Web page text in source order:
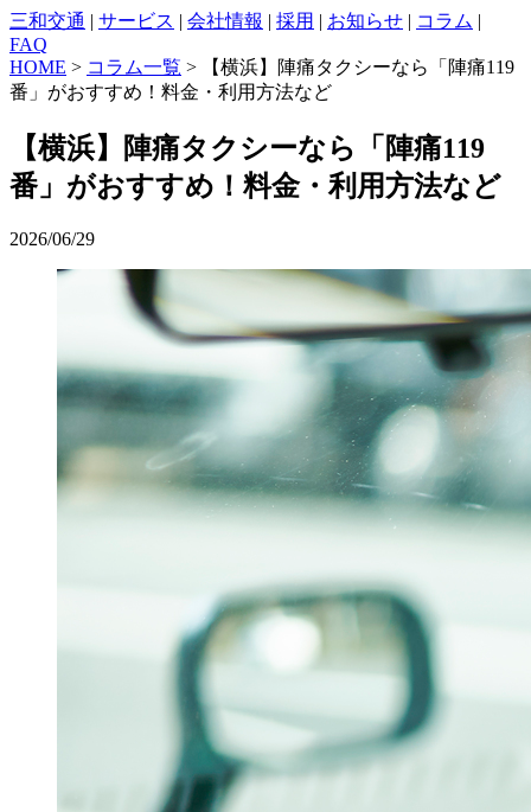
三和交通 | サービス | 会社情報 | 採用 | お知らせ | コラム |
FAQ
HOME > コラム一覧 > 【横浜】陣痛タクシーなら「陣痛119
番」がおすすめ！料金・利用方法など
【横浜】陣痛タクシーなら「陣痛119
番」がおすすめ！料金・利用方法など
2026/06/29